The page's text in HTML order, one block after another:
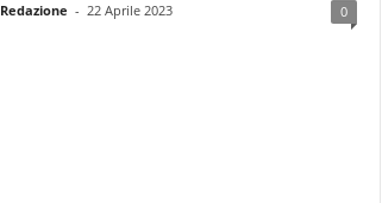
Redazione - 22 Aprile 2023 0